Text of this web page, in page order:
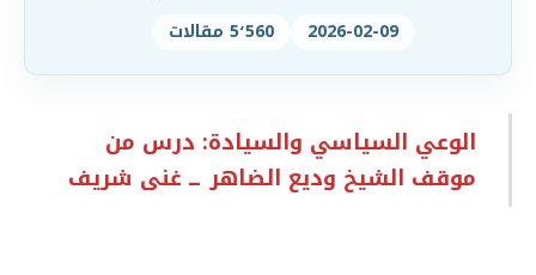
2026-02-09 5٬560 مقالات
الوعي السياسي والسيادة: درس من
موقف الشيخ وديع الضاهر ــ غنى شريف